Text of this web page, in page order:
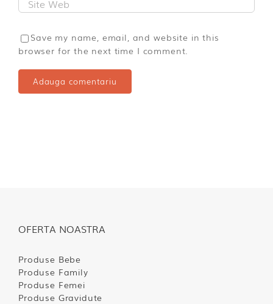
Save my name, email, and website in this
browser for the next time I comment.
OFERTA NOASTRA
Produse Bebe
Produse Family
Produse Femei
Produse Gravidute